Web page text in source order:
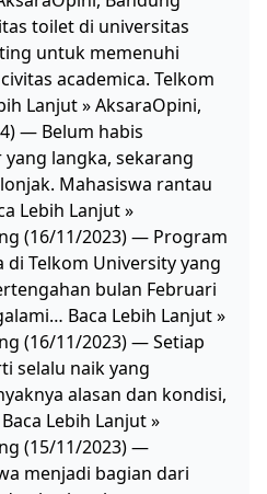
toilet di universitas
untuk memenuhi
academica. Telkom
Lanjut » AksaraOpini,
— Belum habis
langka, sekarang
Mahasiswa rantau
Lebih Lanjut »
(16/11/2023) — Program
Telkom University yang
bulan Februari
Baca Lebih Lanjut »
(16/11/2023) — Setiap
selalu naik yang
alasan dan kondisi,
Lebih Lanjut »
(15/11/2023) —
menjadi bagian dari